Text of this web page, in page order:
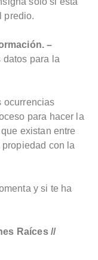
predio.
–
datos para la
ocurrencias
para hacer la
existan entre
con la
y si te ha
Raíces //